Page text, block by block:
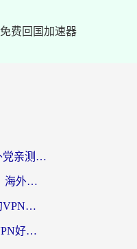
免费回国加速器
穿梭和海归好用吗？海外党亲测：3步选对回国加速器，无缝刷国内剧玩手游
ExpressVPN中国能用吗？海外党翻回国内的加速器选择指南（附番茄加速器实测）
海外党必看：便宜好用的VPN怎么选？3步解决回国访问难题+Steam改区技巧
海外党实测：ChickCN VPN好用吗？和OurPlay VPN对比哪个回国效果更好？附避坑指南